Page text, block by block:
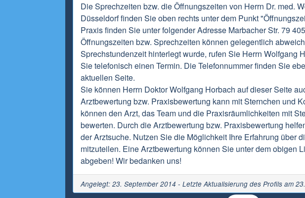
Die Sprechzeiten bzw. die Öffnungszeiten von Herrn Dr. med.
Düsseldorf finden Sie oben rechts unter dem Punkt
Praxis finden Sie unter folgender Adresse Marbacher Str. 79
Öffnungszeiten bzw. Sprechzeiten können gelegentlich
Sprechstundenzeit hinterlegt wurde, rufen Sie Herrn Wolfgang
Sie telefonisch einen Termin. Die Telefonnummer finden Sie
aktuellen Seite.
Sie können Herrn Doktor Wolfgang Horbach auf dieser Seite
Arztbewertung bzw. Praxisbewertung kann mit Sternchen und
können den Arzt, das Team und die Praxisräumlichkeiten mit
bewerten. Durch die Arztbewertung bzw. Praxisbewertung
der Arztsuche. Nutzen Sie die Möglichkeit Ihre Erfahrung über
mitzuteilen. Eine Arztbewertung können Sie unter dem obigen
abgeben! Wir bedanken uns!
Angelegt: 23. September 2014 - Letzte Aktualisierung des Profils am